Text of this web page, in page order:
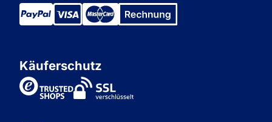
Käuferschutz
TrustedShops